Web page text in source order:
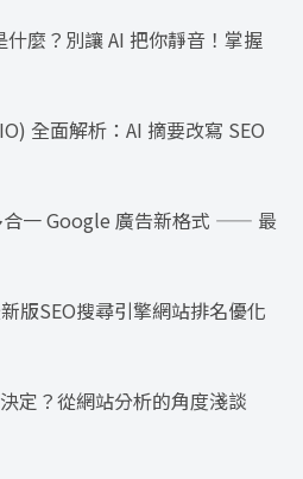
麼？別讓 AI 把你靜音！掌握
全面解析：AI 摘要改寫 SEO
合一 Google 廣告新格式 —— 最
版SEO搜尋引擎網站排名優化
定？從網站分析的角度淺談